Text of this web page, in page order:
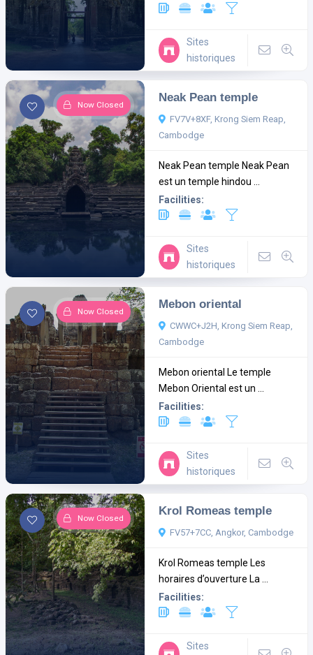
Sites
historiques
Now Closed
Neak Pean temple
FV7V+8XF, Krong Siem Reap,
Cambodge
Neak Pean temple Neak Pean
est un temple hindou ...
Facilities:
Sites
historiques
Now Closed
Mebon oriental
CWWC+J2H, Krong Siem Reap,
Cambodge
Mebon oriental Le temple
Mebon Oriental est un ...
Facilities:
Sites
historiques
Now Closed
Krol Romeas temple
FV57+7CC, Angkor, Cambodge
Krol Romeas temple Les
horaires d’ouverture La ...
Facilities:
Sites